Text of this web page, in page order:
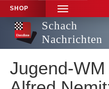
SHOP
TOGGLE
NAVIGATION
Schach
Nachrichten
Jugend-